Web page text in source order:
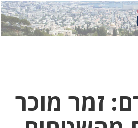
לחץ
כאן
לחץ
כדי
זמר מוכר